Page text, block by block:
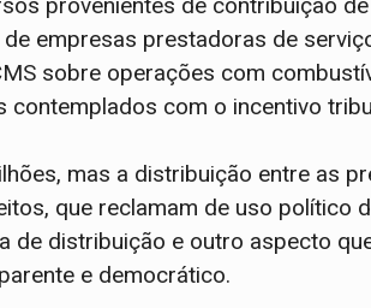
empresas prestadoras de
sobre operações com
com o incentivo
mas a distribuição entre as
que reclamam de uso político
de distribuição e outro aspecto
e democrático.